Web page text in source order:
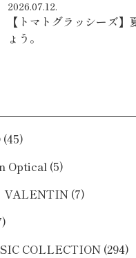
2026.07.12.
【トマトグラッシーズ
ょう。
(45)
Optical (5)
VALENTIN (7)
COLLECTION (294)